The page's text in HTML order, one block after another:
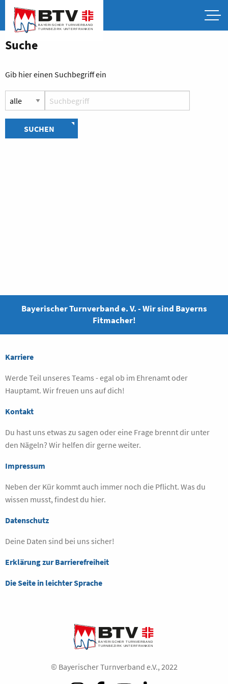
Suche
Gib hier einen Suchbegriff ein
SUCHEN
Bayerischer Turnverband e. V. - Wir sind Bayerns
Fitmacher!
Karriere
Werde Teil unseres Teams - egal ob im Ehrenamt oder
Hauptamt. Wir freuen uns auf dich!
Kontakt
Du hast uns etwas zu sagen oder eine Frage brennt dir unter
den Nägeln? Wir helfen dir gerne weiter.
Impressum
Neben der Kür kommt auch immer noch die Pflicht. Was du
wissen musst, findest du hier.
Datenschutz
Deine Daten sind bei uns sicher!
Erklärung zur Barrierefreiheit
Die Seite in leichter Sprache
© Bayerischer Turnverband e.V., 2022